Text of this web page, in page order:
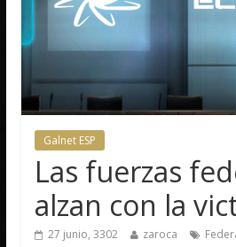
Galnet ESP
Las fuerzas
alzan con la
27 junio, 3302 zaroca